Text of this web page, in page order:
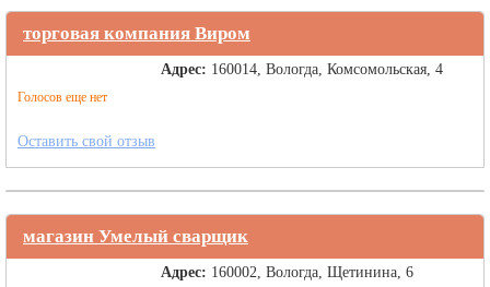
торговая компания Виром
Голосов еще нет
Адрес: 160014, Вологда, Комсомольская, 4
Оставить свой отзыв
магазин Умелый сварщик
Адрес: 160002, Вологда, Щетинина, 6